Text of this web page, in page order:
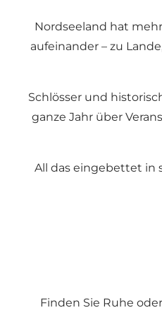
Nordseeland hat
aufeinander – zu
Schlösser und
ganze Jahr über
All das eingebettet in
Finden Sie Ruhe